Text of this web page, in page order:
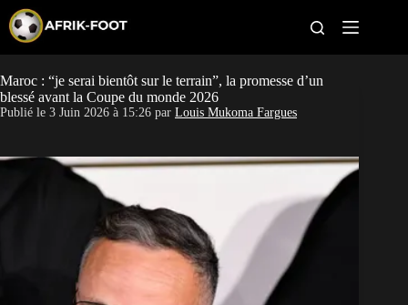
p
t
o
c
o
t
CAN féminine
Pays
Clubs
Classement
Paris sportifs
Maroc : “je serai bientôt sur le terrain”, la promesse d’un
blessé avant la Coupe du monde 2026
Publié le 3 Juin 2026 à 15:26 par Louis Mukoma Fargues